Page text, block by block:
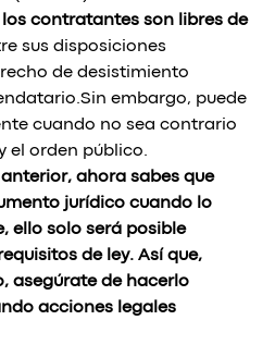
los contratantes son libres de
sus disposiciones
de desistimiento
Sin embargo, puede
cuando no sea contrario
el orden público.
ahora sabes que
jurídico cuando lo
ello solo será posible
de ley. Así que,
asegúrate de hacerlo
acciones legales